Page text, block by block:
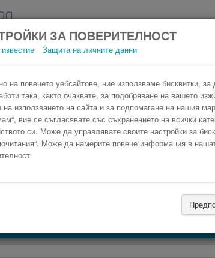
ЗА ПОВЕРИТЕЛНОСТ
Защита на личните данни
на повечето уебсайтове, ние използваме бисквитки,
така, както очаквате, за подобряване на вашето
на използването на сайта и за подпомагане на нашия
вие се съгласявате със съхранението на всички
си. Може да управлявате своите настройки за
Може да намерите повече информация в
Автобус Ниш Одрин
Търсене на настаняване с